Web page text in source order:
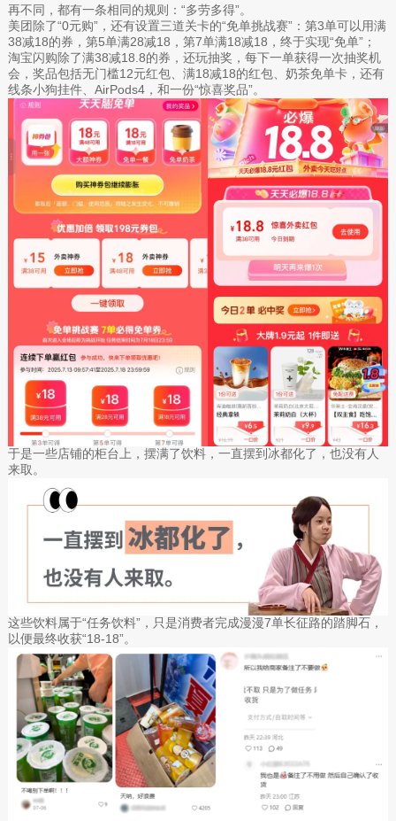
再不同，都有一条相同的规则：“多劳多得”。
美团除了“0元购”，还有设置三道关卡的“免单挑战赛”：第3单可以用满
38减18的券，第5单满28减18，第7单满18减18，终于实现“免单”；
淘宝闪购除了满38减18.8的券，还玩抽奖，每下一单获得一次抽奖机
会，奖品包括无门槛12元红包、满18减18的红包、奶茶免单卡，还有
线条小狗挂件、AirPods4，和一份“惊喜奖品”。
于是一些店铺的柜台上，摆满了饮料，一直摆到冰都化了，也没有人
来取。
这些饮料属于“任务饮料”，只是消费者完成漫漫7单长征路的踏脚石，
以便最终收获“18-18”。